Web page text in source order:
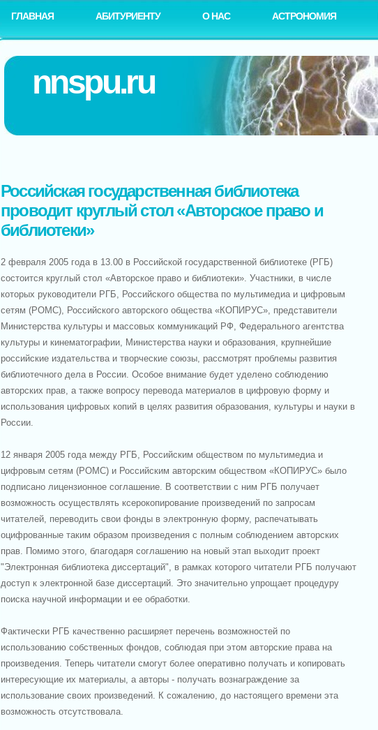
ГЛАВНАЯ АБИТУРИЕНТУ О НАС АСТРОНОМИЯ
nnspu.ru
Российская государственная библиотека
проводит круглый стол «Авторское право и
библиотеки»
2 февраля 2005 года в 13.00 в Российской государственной библиотеке (РГБ)
состоится круглый стол «Авторское право и библиотеки». Участники, в числе
которых руководители РГБ, Российского общества по мультимедиа и цифровым
сетям (РОМС), Российского авторского общества «КОПИРУС», представители
Министерства культуры и массовых коммуникаций РФ, Федерального агентства
культуры и кинематографии, Министерства науки и образования, крупнейшие
российские издательства и творческие союзы, рассмотрят проблемы развития
библиотечного дела в России. Особое внимание будет уделено соблюдению
авторских прав, а также вопросу перевода материалов в цифровую форму и
использования цифровых копий в целях развития образования, культуры и науки в
России.
12 января 2005 года между РГБ, Российским обществом по мультимедиа и
цифровым сетям (РОМС) и Российским авторским обществом «КОПИРУС» было
подписано лицензионное соглашение. В соответствии с ним РГБ получает
возможность осуществлять ксерокопирование произведений по запросам
читателей, переводить свои фонды в электронную форму, распечатывать
оцифрованные таким образом произведения с полным соблюдением авторских
прав. Помимо этого, благодаря соглашению на новый этап выходит проект
"Электронная библиотека диссертаций", в рамках которого читатели РГБ получают
доступ к электронной базе диссертаций. Это значительно упрощает процедуру
поиска научной информации и ее обработки.
Фактически РГБ качественно расширяет перечень возможностей по
использованию собственных фондов, соблюдая при этом авторские права на
произведения. Теперь читатели смогут более оперативно получать и копировать
интересующие их материалы, а авторы - получать вознаграждение за
использование своих произведений. К сожалению, до настоящего времени эта
возможность отсутствовала.